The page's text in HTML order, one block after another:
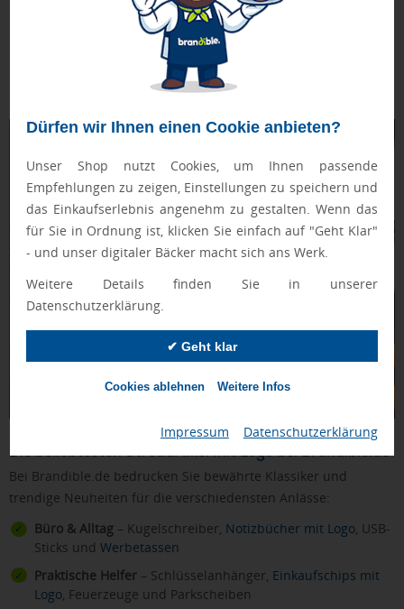
Dürfen wir Ihnen einen Cookie anbieten?
Unser Shop nutzt Cookies, um Ihnen passende
Empfehlungen zu zeigen, Einstellungen zu speichern und
das Einkaufserlebnis angenehm zu gestalten. Wenn das
für Sie in Ordnung ist, klicken Sie einfach auf "Geht Klar"
- und unser digitaler Bäcker macht sich ans Werk.
Weitere Details finden Sie in unserer
Datenschutzerklärung.
✔ Geht klar
Cookies ablehnen Weitere Infos
Impressum Datenschutzerklärung
Bestandskunden und Mitarbeitern
Geringe Kosten, große Reichweite
ermöglichen kostengünstiges Marketing mit nachhaltigem
Die beliebtesten Streuartikel mit Logo bei Brandible.de
Bei Brandible.de bedrucken Sie bewährte Klassiker und
trendige Neuheiten für die verschiedensten Anlässe:
Büro & Alltag – Kugelschreiber, Notizbücher mit Logo, USB-
Sticks und Werbetassen
Praktische Helfer – Schlüsselanhänger, Einkaufschips mit
Logo , Feuerzeuge und Parkscheiben